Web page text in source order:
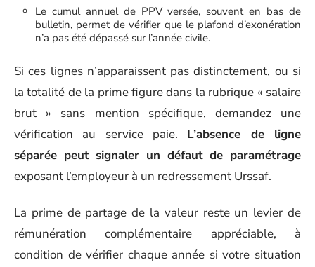
Le cumul annuel de PPV versée, souvent en bas de
bulletin, permet de vérifier que le plafond d’exonération
n’a pas été dépassé sur l’année civile.
Si ces lignes n’apparaissent pas distinctement, ou si
la totalité de la prime figure dans la rubrique « salaire
brut » sans mention spécifique, demandez une
vérification au service paie. L’absence de ligne
séparée peut signaler un défaut de paramétrage
exposant l’employeur à un redressement Urssaf.
La prime de partage de la valeur reste un levier de
rémunération complémentaire appréciable, à
condition de vérifier chaque année si votre situation